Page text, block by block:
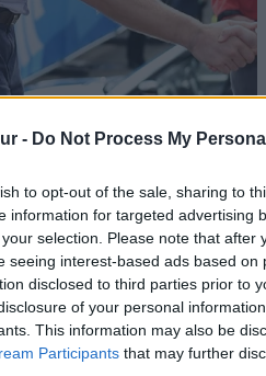
- Do Not Process My
to opt-out of the sale, sharing to
information for targeted advertising
selection. Please note that
seeing interest-based ads based
disclosed to third parties prior to
of your personal
This information may also be
Participants that may further